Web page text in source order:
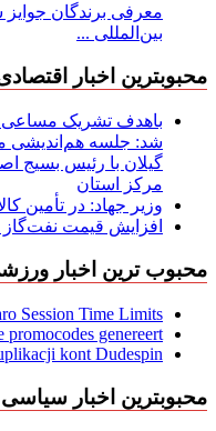
معرفی برندگان جوایز
بین‌المللی ...
محبوبترین اخبار
باهدف تشریک مساعی
شد: جلسه هم‌اندیشی
گیلان با رئیس بسیج
مركز استان
وزیر جهاد: در تأمین
افزایش قیمت
محبوب ترین اخبار
Session Time Limits
genereert
kont Dudespin
محبوبترین اخبار سیاسی